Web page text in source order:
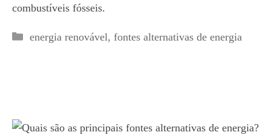
combustíveis fósseis.
Categorias
energia renovável, fontes alternativas de energia